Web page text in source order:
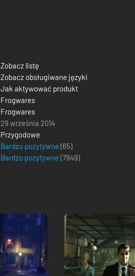
Zobacz listę
Zobacz obsługiwane języki
Jak aktywować produkt
Frogwares
Frogwares
29 września 2014
Przygodowe
Bardzo pozytywne (65)
Bardzo pozytywne (7949)